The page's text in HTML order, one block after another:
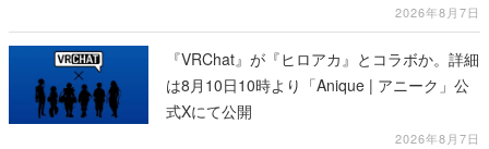
2026年8月7日
『VRChat』が『ヒロアカ』とコラボか。詳細
は8月10日10時より「Anique | アニーク」公
式Xにて公開
2026年8月7日